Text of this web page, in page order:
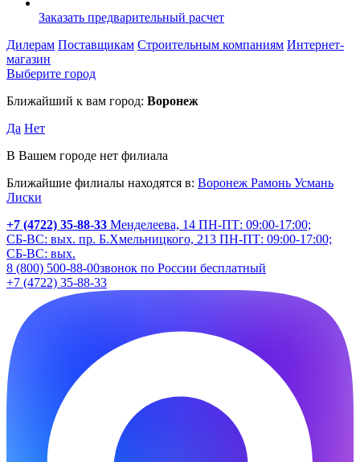
Заказать предварительный расчет
Дилерам Поставщикам Строительным компаниям Интернет-
магазин
Выберите город
Ближайший к вам город: Воронеж
Да Нет
В Вашем городе нет филиала
Ближайшие филиалы находятся в: Воронеж Рамонь Усмань
Лиски
+7 (4722) 35-88-33 Менделеева, 14 ПН-ПТ: 09:00-17:00;
СБ-ВС: вых. пр. Б.Хмельницкого, 213 ПН-ПТ: 09:00-17:00;
СБ-ВС: вых.
8 (800) 500-88-00звонок по России бесплатный
+7 (4722) 35-88-33